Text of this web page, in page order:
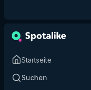
Startseite
Suchen